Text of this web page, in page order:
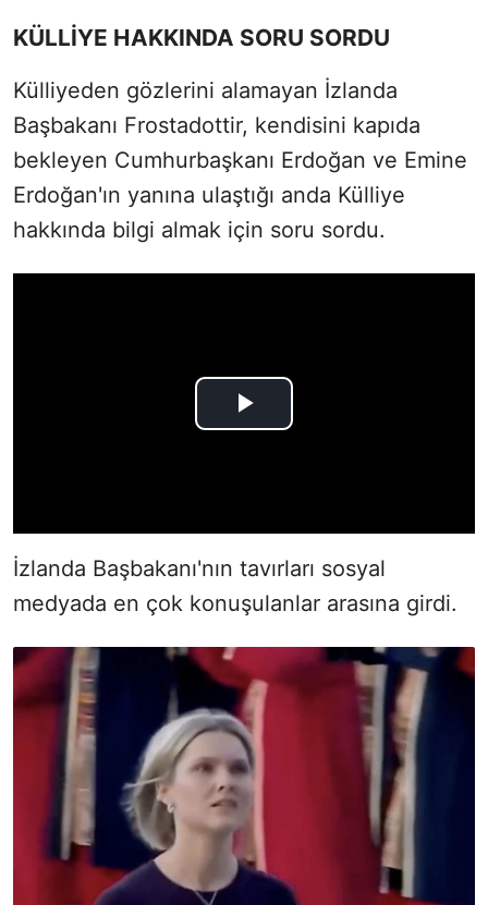
KÜLLİYE HAKKINDA SORU SORDU
Külliyeden gözlerini alamayan İzlanda
Başbakanı Frostadottir, kendisini kapıda
bekleyen Cumhurbaşkanı Erdoğan ve Emine
Erdoğan'ın yanına ulaştığı anda Külliye
hakkında bilgi almak için soru sordu.
İzlanda Başbakanı'nın tavırları sosyal
medyada en çok konuşulanlar arasına girdi.